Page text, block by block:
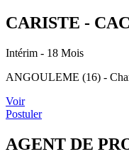
CARISTE -
Intérim - 18 Mois
ANGOULEME (16) -
Voir
Postuler
AGENT DE